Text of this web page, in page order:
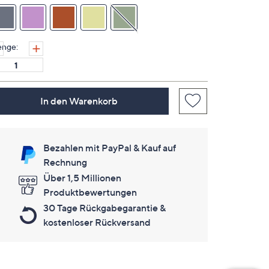
Link
Seite.
In den Warenkorb
Bezahlen mit PayPal & Kauf auf
Rechnung
Über 1,5 Millionen
Produktbewertungen
30 Tage Rückgabegarantie &
kostenloser Rückversand